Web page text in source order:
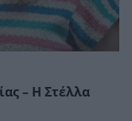
– Η Στέλλα